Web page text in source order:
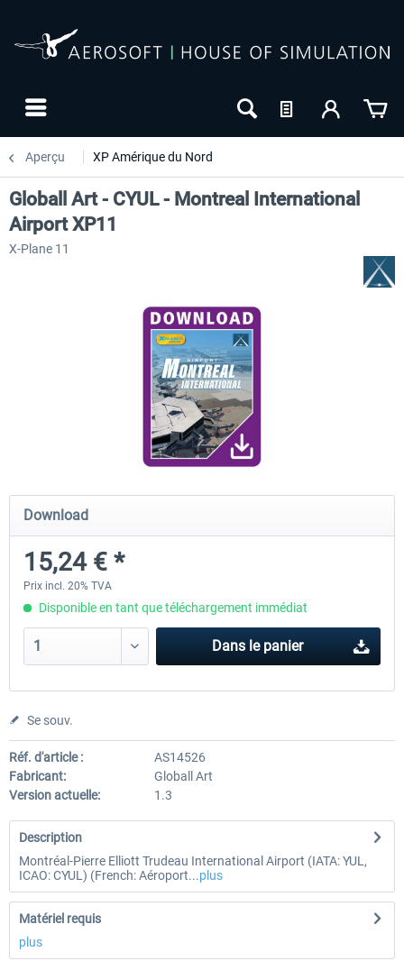
Aperçu XP Amérique du Nord
Base San...
Globall Art - CYUL - Montreal International
Airport XP11
X-Plane 11
Download
15,24 € *
Prix incl. 20% TVA
Disponible en tant que téléchargement immédiat
Dans le panier
Se souv.
Réf. d'article :
AS14526
Fabricant:
Globall Art
Version actuelle:
1.3
Description
Montréal-Pierre Elliott Trudeau International Airport (IATA: YUL,
ICAO: CYUL) (French: Aéroport...plus
Matériel requis
plus